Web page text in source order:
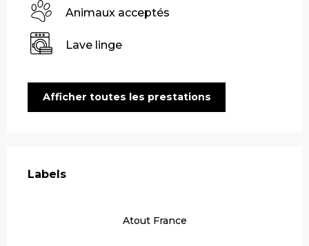
Animaux acceptés
Lave linge
Afficher toutes les prestations
Labels
Labels
Atout France